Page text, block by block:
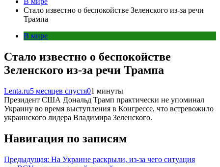
Стало известно о беспокойстве Зеленского из-за речи
Трампа
В мире
Стало известно о беспокойстве
Зеленского из-за речи Трампа
Lenta.ru5 месяцев спустя01 минуты
Президент США Дональд Трамп практически не упоминал
Украину во время выступления в Конгрессе, что встревожило
украинского лидера Владимира Зеленского.
Навигация по записям
Предыдущая: На Украине раскрыли, из-за чего ситуация